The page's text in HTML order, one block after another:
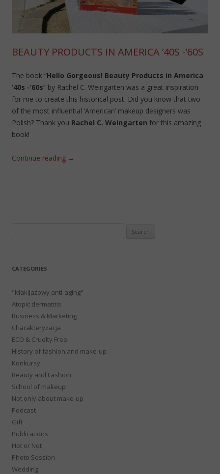
BEAUTY PRODUCTS IN AMERICA ’40S -’60S
The book “Hello Gorgeous! Beauty Products in America
’40s -’60s” by Rachel C. Weingarten was a great inspiration
for me to create this historical post. Did you know that two
of the most influential ‘American’ makeup designers was
Polish? Thank you Rachel C. Weingarten for this amazing
book!
Continue reading →
CATEGORIES
"Makijażowy anti-aging"
Atopic dermatitis
Business & Marketing
Charakteryzacja
ECO & Cruelty Free
History of fashion and make-up
Konkursy
Beauty and Fashion
School of makeup
Not only about make-up
Podcast
Gift
Publications
Hot or Not
Photo Session
Wedding